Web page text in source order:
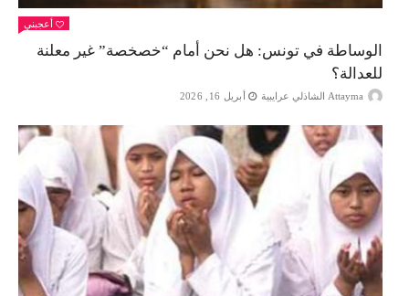
أعجبني
الوساطة في تونس: هل نحن أمام “خصخصة” غير معلنة
للعدالة؟
Attayma الشاذلي عرايبية أبريل 16, 2026